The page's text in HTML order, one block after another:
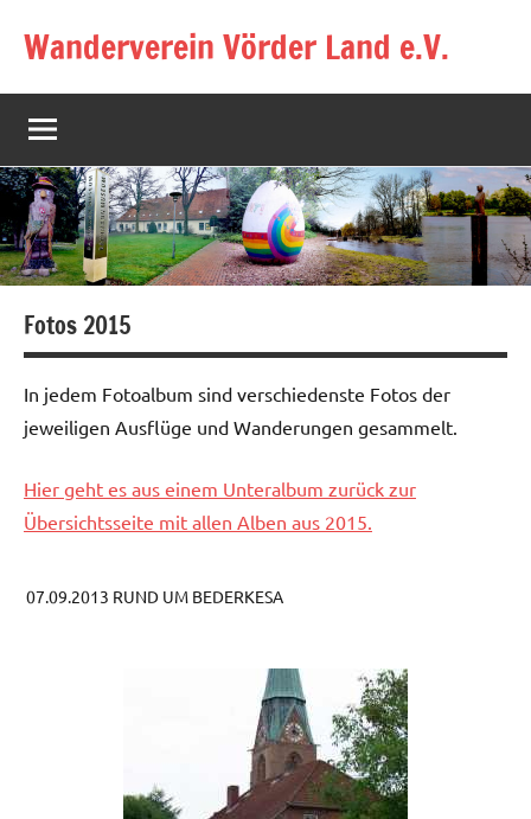
InhaltWanderverein Vörder Land e.V.
Fotos 2015
In jedem Fotoalbum sind verschiedenste Fotos der
jeweiligen Ausflüge und Wanderungen gesammelt.
Hier geht es aus einem Unteralbum zurück zur
Übersichtsseite mit allen Alben aus 2015.
07.09.2013 RUND UM BEDERKESA